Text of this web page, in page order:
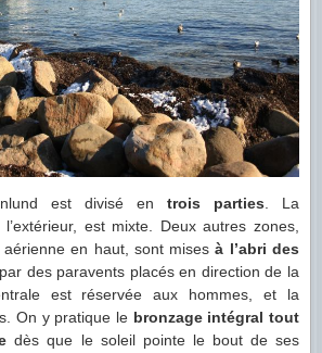
est divisé en trois parties . La
est mixte. Deux autres zones,
aérienne en haut, sont misesà l’abri des
par des paravents placés en direction de la
est réservée aux hommes, et la
On y pratique le bronzage intégral tout
dès que le soleil pointe le bout de ses